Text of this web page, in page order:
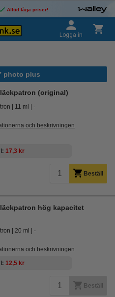
Alltid låga priser!
Logga in
photo plus
(original)
11 ml -
och beskrivningen
17,3 kr
Beställ
hög kapacitet
20 ml -
och beskrivningen
12,5 kr
Beställ